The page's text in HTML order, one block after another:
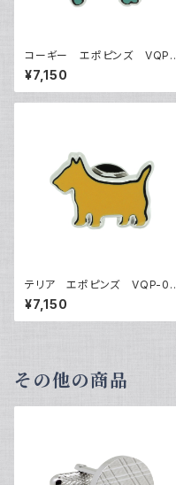
コーギー エポピンズ VQP-
0504
¥7,150
テリア エポピンズ VQP-05
06
¥7,150
その他の商品